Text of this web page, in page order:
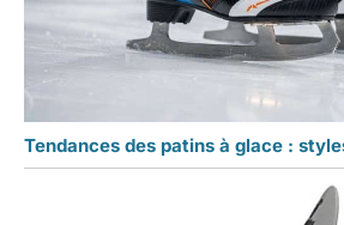
Tendances des patins à glace :